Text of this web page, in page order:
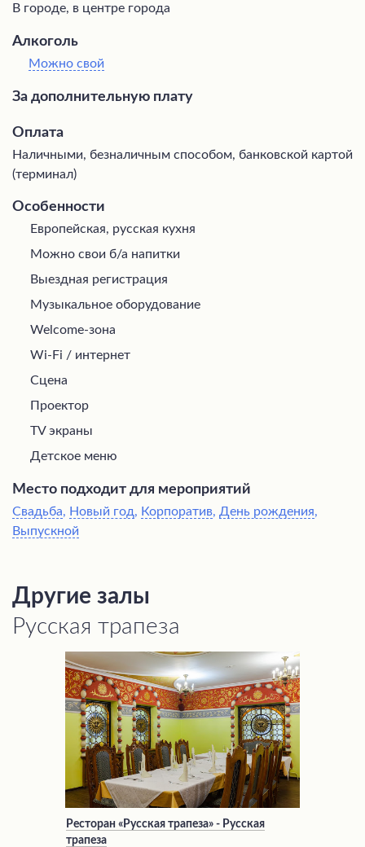
В городе, в центре города
Алкоголь
Можно свой
За дополнительную плату
Оплата
Наличными, безналичным способом, банковской картой
(терминал)
Особенности
Европейская, русская кухня
Можно свои б/а напитки
Выездная регистрация
Музыкальное оборудование
Welcome-зона
Wi-Fi / интернет
Сцена
Проектор
TV экраны
Детское меню
Место подходит для мероприятий
Свадьба, Новый год, Корпоратив, День рождения,
Выпускной
Другие залы
Русская трапеза
Ресторан «Русская трапеза» - Русская
трапеза